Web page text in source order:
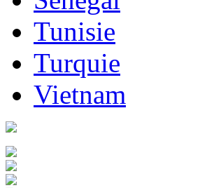
Tunisie
Turquie
Vietnam